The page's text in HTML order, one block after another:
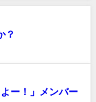
？
ー！」メンバー